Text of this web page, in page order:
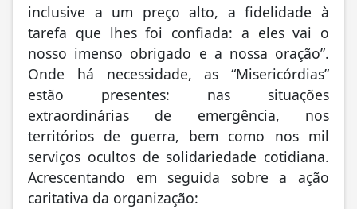
inclusive a um preço alto, a fidelidade à
tarefa que lhes foi confiada: a eles vai o
nosso imenso obrigado e a nossa oração”.
Onde há necessidade, as “Misericórdias”
estão presentes: nas situações
extraordinárias de emergência, nos
territórios de guerra, bem como nos mil
serviços ocultos de solidariedade cotidiana.
Acrescentando em seguida sobre a ação
caritativa da organização: